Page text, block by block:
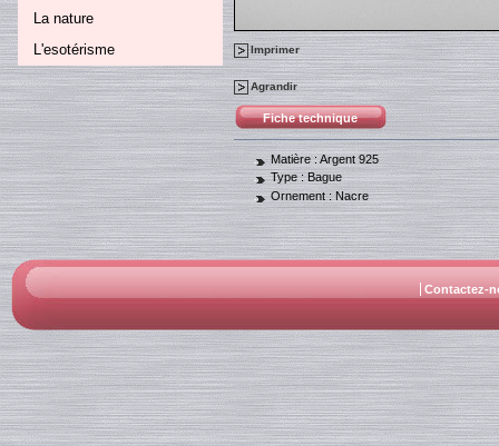
La nature
L'esotérisme
Imprimer
Agrandir
Fiche technique
Matière : Argent 925
Type : Bague
Ornement :Nacre
Contactez-